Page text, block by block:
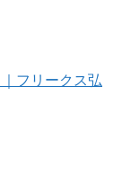
フリークス弘